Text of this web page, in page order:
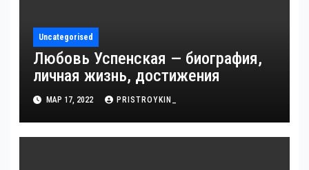
Uncategorised
Любовь Успенская — биография,
личная жизнь, достижения
МАР 17, 2022 PRISTROYKIN_